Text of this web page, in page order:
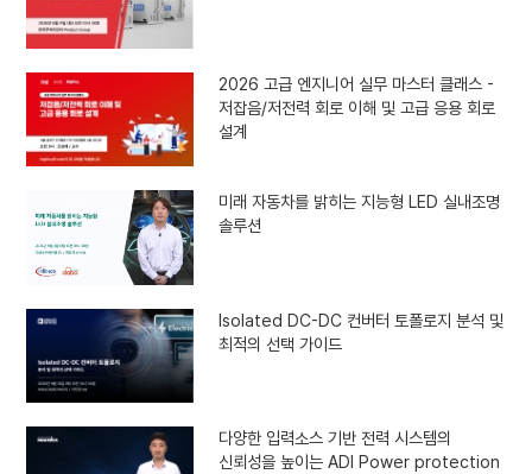
2026 고급 엔지니어 실무 마스터 클래스 -
저잡음/저전력 회로 이해 및 고급 응용 회로
설계
미래 자동차를 밝히는 지능형 LED 실내조명
솔루션
Isolated DC-DC 컨버터 토폴로지 분석 및
최적의 선택 가이드
다양한 입력소스 기반 전력 시스템의
신뢰성을 높이는 ADI Power protection